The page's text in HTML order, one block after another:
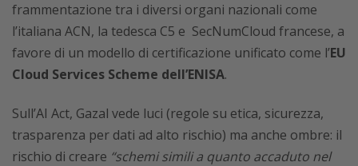
frammentazione tra i diversi organi nazionali come
l’italiana ACN, la tedesca C5 e SecNumCloud francese, a
favore di un modello di certificazione unificato come l’EU
Cloud Services Scheme dell’ENISA.
Sull’AI Act, Gazal vede luci (regole su etica, sicurezza,
trasparenza per dati ad alto rischio) ma anche ombre: il
rischio di creare “schemi simili a quanto accaduto nel